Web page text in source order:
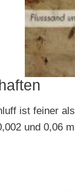
ist feiner
und 0,06